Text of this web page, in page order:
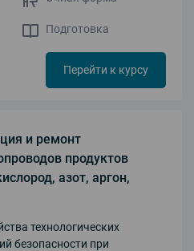
Перейти к курсу
Подготовка
и ремонт
продуктов
азот, аргон,
технологических
безопасности при